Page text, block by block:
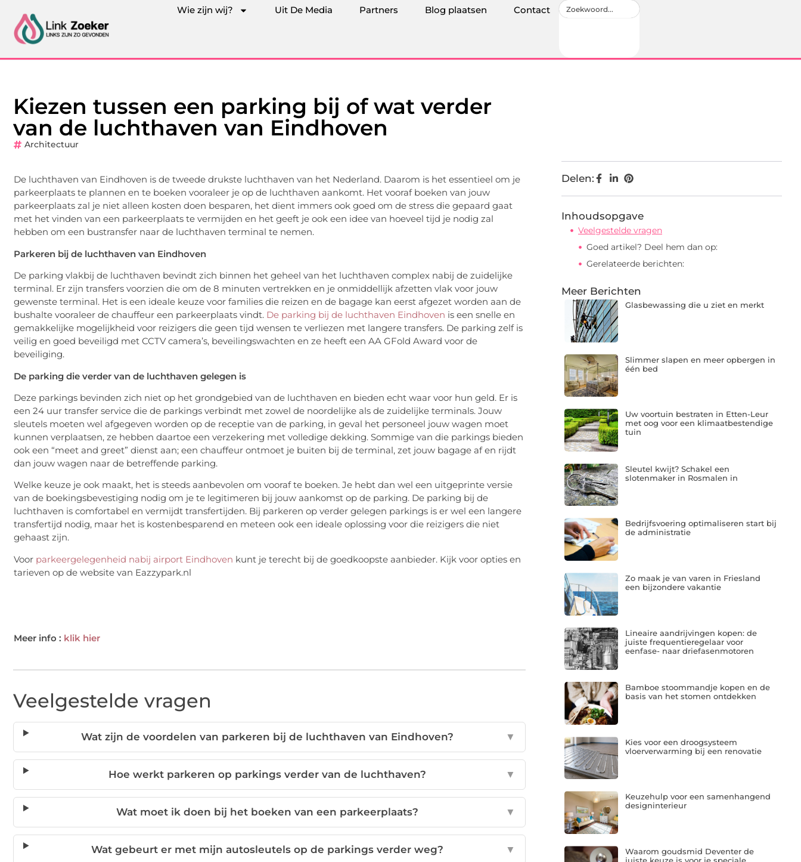
Wie zijn wij? Uit De Media Partners Blog plaatsen Contact
Kiezen tussen een parking bij of wat verder
van de luchthaven van Eindhoven
Architectuur
De luchthaven van Eindhoven is de tweede drukste luchthaven van het Nederland. Daarom is het essentieel om je
parkeerplaats te plannen en te boeken vooraleer je op de luchthaven aankomt. Het vooraf boeken van jouw
parkeerplaats zal je niet alleen kosten doen besparen, het dient immers ook goed om de stress die gepaard gaat
met het vinden van een parkeerplaats te vermijden en het geeft je ook een idee van hoeveel tijd je nodig zal
hebben om een bustransfer naar de luchthaven terminal te nemen.
Parkeren bij de luchthaven van Eindhoven
De parking vlakbij de luchthaven bevindt zich binnen het geheel van het luchthaven complex nabij de zuidelijke
terminal. Er zijn transfers voorzien die om de 8 minuten vertrekken en je onmiddellijk afzetten vlak voor jouw
gewenste terminal. Het is een ideale keuze voor families die reizen en de bagage kan eerst afgezet worden aan de
bushalte vooraleer de chauffeur een parkeerplaats vindt. De parking bij de luchthaven Eindhoven is een snelle en
gemakkelijke mogelijkheid voor reizigers die geen tijd wensen te verliezen met langere transfers. De parking zelf is
veilig en goed beveiligd met CCTV camera’s, beveilingswachten en ze heeft een AA GFold Award voor de
beveiliging.
De parking die verder van de luchthaven gelegen is
Deze parkings bevinden zich niet op het grondgebied van de luchthaven en bieden echt waar voor hun geld. Er is
een 24 uur transfer service die de parkings verbindt met zowel de noordelijke als de zuidelijke terminals. Jouw
sleutels moeten wel afgegeven worden op de receptie van de parking, in geval het personeel jouw wagen moet
kunnen verplaatsen, ze hebben daartoe een verzekering met volledige dekking. Sommige van die parkings bieden
ook een “meet and greet” dienst aan; een chauffeur ontmoet je buiten bij de terminal, zet jouw bagage af en rijdt
dan jouw wagen naar de betreffende parking.
Welke keuze je ook maakt, het is steeds aanbevolen om vooraf te boeken. Je hebt dan wel een uitgeprinte versie
van de boekingsbevestiging nodig om je te legitimeren bij jouw aankomst op de parking. De parking bij de
luchthaven is comfortabel en vermijdt transfertijden. Bij parkeren op verder gelegen parkings is er wel een langere
transfertijd nodig, maar het is kostenbesparend en meteen ook een ideale oplossing voor die reizigers die niet
gehaast zijn.
Voor parkeergelegenheid nabij airport Eindhoven kunt je terecht bij de goedkoopste aanbieder. Kijk voor opties en
tarieven op de website van Eazzypark.nl
Meer info : klik hier
Veelgestelde vragen
Wat zijn de voordelen van parkeren bij de luchthaven van Eindhoven? ▼
Hoe werkt parkeren op parkings verder van de luchthaven? ▼
Wat moet ik doen bij het boeken van een parkeerplaats? ▼
Wat gebeurt er met mijn autosleutels op de parkings verder weg? ▼
Delen:
Inhoudsopgave
Veelgestelde vragen
Goed artikel? Deel hem dan op:
Gerelateerde berichten:
Meer Berichten
Glasbewassing die u ziet en merkt
Slimmer slapen en meer opbergen in
één bed
Uw voortuin bestraten in Etten-Leur
met oog voor een klimaatbestendige
tuin
Sleutel kwijt? Schakel een
slotenmaker in Rosmalen in
Bedrijfsvoering optimaliseren start bij
de administratie
Zo maak je van varen in Friesland
een bijzondere vakantie
Lineaire aandrijvingen kopen: de
juiste frequentieregelaar voor
eenfase- naar driefasenmotoren
Bamboe stoommandje kopen en de
basis van het stomen ontdekken
Kies voor een droogsysteem
vloerverwarming bij een renovatie
Keuzehulp voor een samenhangend
designinterieur
Waarom goudsmid Deventer de